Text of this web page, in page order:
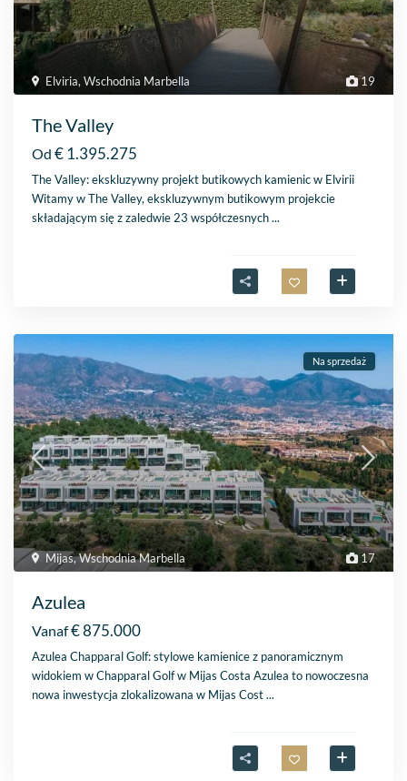
19
Elviria,Wschodnia Marbella
The Valley
Od € 1.395.275
The Valley: ekskluzywny projekt butikowych kamienic w Elvirii
Witamy w The Valley, ekskluzywnym butikowym projekcie
składającym się z zaledwie 23 współczesnych...
17
Mijas,Wschodnia Marbella
Na sprzedaż
Azulea
Vanaf€ 875.000
Azulea Chapparal Golf: stylowe kamienice z panoramicznym
widokiem w Chapparal Golf w Mijas Costa Azulea to nowoczesna
nowa inwestycja zlokalizowana w Mijas Cost...